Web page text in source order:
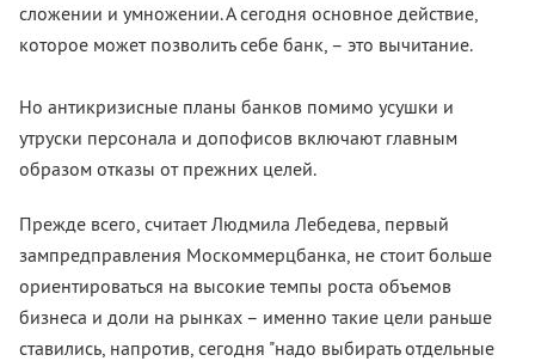
сложении и умножении. А сегодня основное действие,
которое может позволить себе банк, – это вычитание.
Но антикризисные планы банков помимо усушки и
утруски персонала и допофисов включают главным
образом отказы от прежних целей.
Прежде всего, считает Людмила Лебедева, первый
зампредправления Москоммерцбанка, не стоит больше
ориентироваться на высокие темпы роста объемов
бизнеса и доли на рынках – именно такие цели раньше
ставились, напротив, сегодня "надо выбирать отдельные